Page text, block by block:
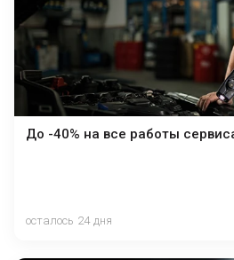
До -40% на все работы
осталось 24 дня